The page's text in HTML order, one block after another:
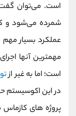
است. می‌توان گفت
مهمترین آنها
است؛ اما به غیر از
در این اکوسیستم
پروژ‌ه‌ های